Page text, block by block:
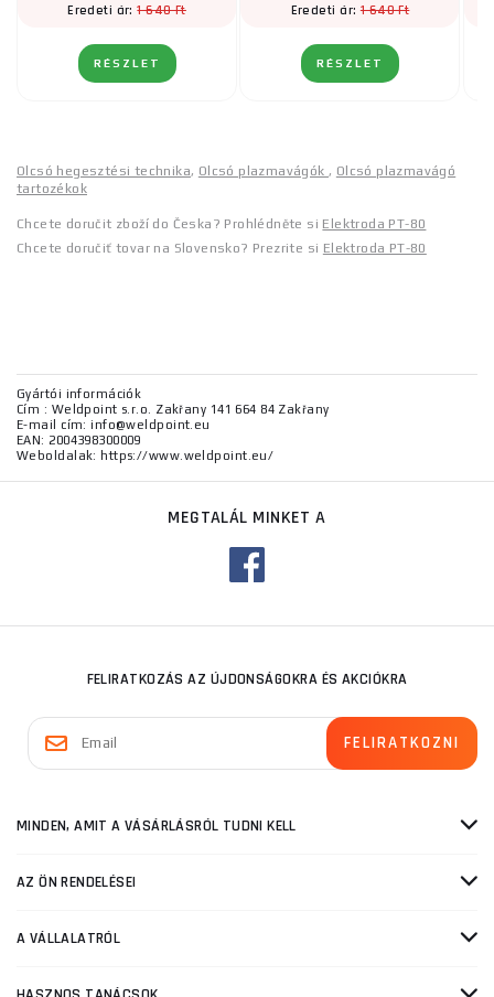
Eredeti ár:1 640 Ft
RÉSZLET
Eredeti ár:1 640 Ft
RÉSZLET
Olcsó hegesztési technika, Olcsó plazmavágók, Olcsó plazmavágó
tartozékok
Chcete doručit zboží do Česka? Prohlédněte si Elektroda PT-80
Chcete doručiť tovar na Slovensko? Prezrite si Elektroda PT-80
Gyártói információk
Cím : Weldpoint s.r.o. Zakřany 141 664 84 Zakřany
E-mail cím: info@weldpoint.eu
EAN: 2004398300009
Weboldalak: https://www.weldpoint.eu/
MEGTALÁL MINKET A
FELIRATKOZÁS AZ ÚJDONSÁGOKRA ÉS AKCIÓKRA
MINDEN, AMIT A VÁSÁRLÁSRÓL TUDNI KELL
AZ ÖN RENDELÉSEI
A VÁLLALATRÓL